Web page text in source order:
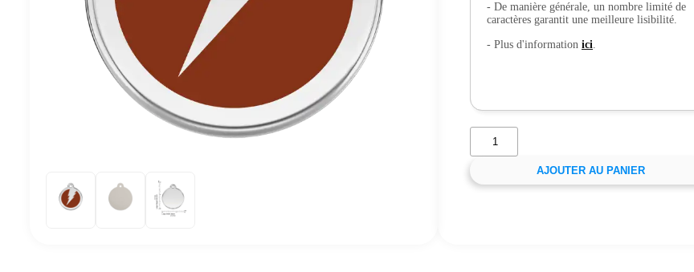
- De manière générale, un nombre limité de
caractères garantit une meilleure lisibilité.
- Plus d'information ici.
AJOUTER AU PANIER